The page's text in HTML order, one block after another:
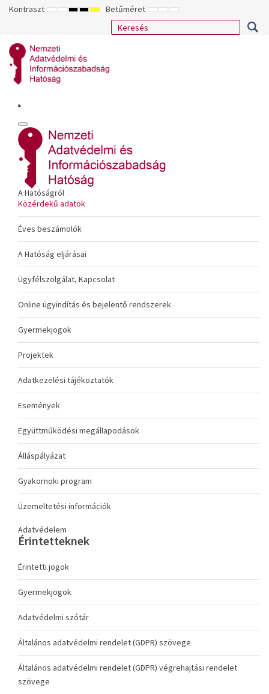
Kontraszt ALAPÉRTELMEZETT
ÉJSZAKAI
NAGY
KONTRASZTÚ
NAGY
KONTRASZTÚ
NAGY
KONTRASZTÚ
SÁRGA
FEKETE
Betűméret KISEBB
BETŰTÍPUS
ALAPÉRTELMEZETT
BETŰMÉRET
NAGYOBB
BETŰMÉRET
A Hatóságról
Közérdekű adatok
Éves beszámolók
A Hatóság eljárásai
Ügyfélszolgálat, Kapcsolat
Online ügyindítás és bejelentő rendszerek
Gyermekjogok
Projektek
Adatkezelési tájékoztatók
Események
Együttműködési megállapodások
Álláspályázat
Gyakornoki program
Üzemeltetési információk
Adatvédelem
Érintetteknek
Érintetti jogok
Gyermekjogok
Adatvédelmi szótár
Általános adatvédelmi rendelet (GDPR) szövege
Általános adatvédelmi rendelet (GDPR) végrehajtási rendelet
szövege